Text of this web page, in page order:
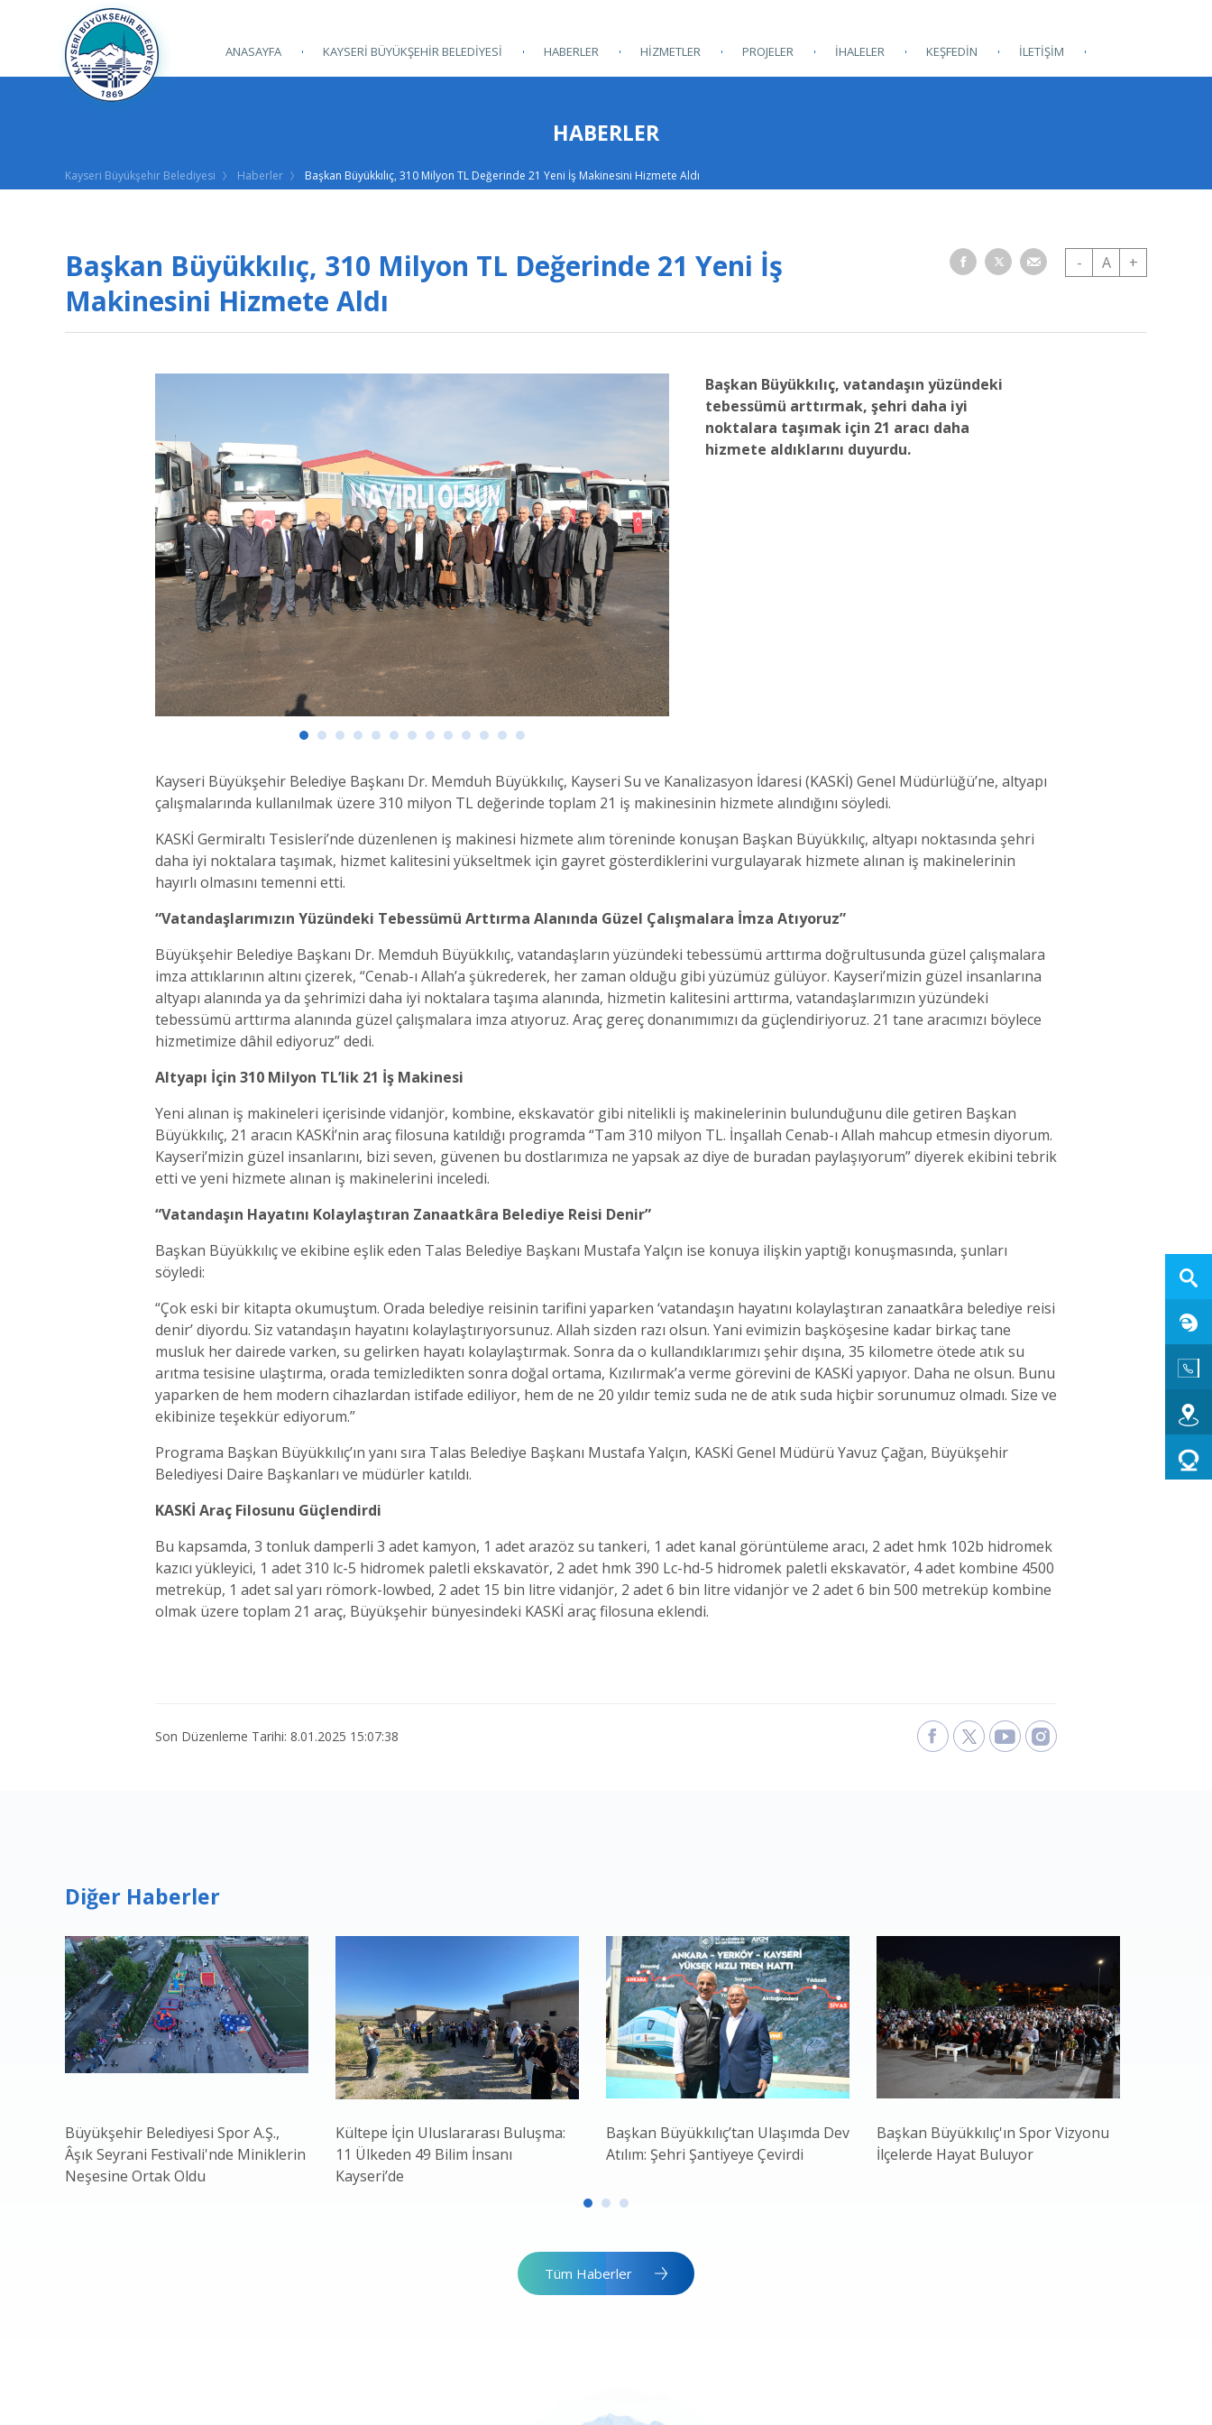
ANASAYFA KAYSERİ BÜYÜKŞEHİR BELEDİYESİ HABERLER HİZMETLER PROJELER İHALELER KEŞFEDİN İLETİŞİM
HABERLER
Kayseri Büyükşehir Belediyesi Haberler Başkan Büyükkılıç, 310 Milyon TL Değerinde 21 Yeni İş Makinesini Hizmete Aldı
Başkan Büyükkılıç, 310 Milyon TL Değerinde 21 Yeni İş
Makinesini Hizmete Aldı
- A +
Başkan Büyükkılıç, vatandaşın yüzündeki
tebessümü arttırmak, şehri daha iyi
noktalara taşımak için 21 aracı daha
hizmete aldıklarını duyurdu.
Kayseri Büyükşehir Belediye Başkanı Dr. Memduh Büyükkılıç, Kayseri Su ve Kanalizasyon İdaresi (KASKİ) Genel Müdürlüğü’ne, altyapı
çalışmalarında kullanılmak üzere 310 milyon TL değerinde toplam 21 iş makinesinin hizmete alındığını söyledi.
KASKİ Germiraltı Tesisleri’nde düzenlenen iş makinesi hizmete alım töreninde konuşan Başkan Büyükkılıç, altyapı noktasında şehri
daha iyi noktalara taşımak, hizmet kalitesini yükseltmek için gayret gösterdiklerini vurgulayarak hizmete alınan iş makinelerinin
hayırlı olmasını temenni etti.
“Vatandaşlarımızın Yüzündeki Tebessümü Arttırma Alanında Güzel Çalışmalara İmza Atıyoruz”
Büyükşehir Belediye Başkanı Dr. Memduh Büyükkılıç, vatandaşların yüzündeki tebessümü arttırma doğrultusunda güzel çalışmalara
imza attıklarının altını çizerek, “Cenab-ı Allah’a şükrederek, her zaman olduğu gibi yüzümüz gülüyor. Kayseri’mizin güzel insanlarına
altyapı alanında ya da şehrimizi daha iyi noktalara taşıma alanında, hizmetin kalitesini arttırma, vatandaşlarımızın yüzündeki
tebessümü arttırma alanında güzel çalışmalara imza atıyoruz. Araç gereç donanımımızı da güçlendiriyoruz. 21 tane aracımızı böylece
hizmetimize dâhil ediyoruz” dedi.
Altyapı İçin 310 Milyon TL’lik 21 İş Makinesi
Yeni alınan iş makineleri içerisinde vidanjör, kombine, ekskavatör gibi nitelikli iş makinelerinin bulunduğunu dile getiren Başkan
Büyükkılıç, 21 aracın KASKİ’nin araç filosuna katıldığı programda “Tam 310 milyon TL. İnşallah Cenab-ı Allah mahcup etmesin diyorum.
Kayseri’mizin güzel insanlarını, bizi seven, güvenen bu dostlarımıza ne yapsak az diye de buradan paylaşıyorum” diyerek ekibini tebrik
etti ve yeni hizmete alınan iş makinelerini inceledi.
“Vatandaşın Hayatını Kolaylaştıran Zanaatkâra Belediye Reisi Denir”
Başkan Büyükkılıç ve ekibine eşlik eden Talas Belediye Başkanı Mustafa Yalçın ise konuya ilişkin yaptığı konuşmasında, şunları
söyledi:
“Çok eski bir kitapta okumuştum. Orada belediye reisinin tarifini yaparken ‘vatandaşın hayatını kolaylaştıran zanaatkâra belediye reisi
denir’ diyordu. Siz vatandaşın hayatını kolaylaştırıyorsunuz. Allah sizden razı olsun. Yani evimizin başköşesine kadar birkaç tane
musluk her dairede varken, su gelirken hayatı kolaylaştırmak. Sonra da o kullandıklarımızı şehir dışına, 35 kilometre ötede atık su
arıtma tesisine ulaştırma, orada temizledikten sonra doğal ortama, Kızılırmak’a verme görevini de KASKİ yapıyor. Daha ne olsun. Bunu
yaparken de hem modern cihazlardan istifade ediliyor, hem de ne 20 yıldır temiz suda ne de atık suda hiçbir sorunumuz olmadı. Size ve
ekibinize teşekkür ediyorum.”
Programa Başkan Büyükkılıç’ın yanı sıra Talas Belediye Başkanı Mustafa Yalçın, KASKİ Genel Müdürü Yavuz Çağan, Büyükşehir
Belediyesi Daire Başkanları ve müdürler katıldı.
KASKİ Araç Filosunu Güçlendirdi
Bu kapsamda, 3 tonluk damperli 3 adet kamyon, 1 adet arazöz su tankeri, 1 adet kanal görüntüleme aracı, 2 adet hmk 102b hidromek
kazıcı yükleyici, 1 adet 310 lc-5 hidromek paletli ekskavatör, 2 adet hmk 390 Lc-hd-5 hidromek paletli ekskavatör, 4 adet kombine 4500
metreküp, 1 adet sal yarı römork-lowbed, 2 adet 15 bin litre vidanjör, 2 adet 6 bin litre vidanjör ve 2 adet 6 bin 500 metreküp kombine
olmak üzere toplam 21 araç, Büyükşehir bünyesindeki KASKİ araç filosuna eklendi.
Son Düzenleme Tarihi: 8.01.2025 15:07:38
Diğer Haberler
Büyükşehir Belediyesi Spor A.Ş.,
Âşık Seyrani Festivali'nde Miniklerin
Neşesine Ortak Oldu
Kültepe İçin Uluslararası Buluşma:
11 Ülkeden 49 Bilim İnsanı
Kayseri’de
Başkan Büyükkılıç’tan Ulaşımda Dev
Atılım: Şehri Şantiyeye Çevirdi
Başkan Büyükkılıç'ın Spor Vizyonu
İlçelerde Hayat Buluyor
Tüm Haberler